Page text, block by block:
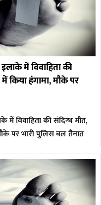
में विवाहिता की
किया हंगामा, मौके पर
विवाहिता की संदिग्ध मौत,
पर भारी पुलिस बल तैनात